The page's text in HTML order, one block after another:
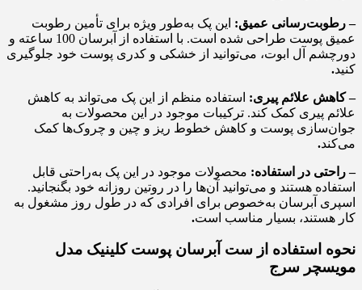
– رطوبت‌رسانی عمیق: این پک به‌طور ویژه برای تأمین رطوبت
عمیق پوست طراحی شده است. با استفاده از آبرسان 100 ساعته و
دورچشم آل ابوت، می‌توانید از خشکی و کدری پوست خود جلوگیری
کنید.
– کاهش علائم پیری: استفاده منظم از این پک می‌تواند به کاهش
علائم پیری کمک کند. ترکیبات موجود در این محصولات به
جوان‌سازی پوست و کاهش خطوط ریز و چین و چروک‌ها کمک
می‌کند.
– راحتی در استفاده: محصولات موجود در این پک به‌راحتی قابل
استفاده هستند و می‌توانید آن‌ها را در روتین روزانه خود بگنجانید.
اسپری آبرسان به‌خصوص برای افرادی که در طول روز مشغول به
کار هستند، بسیار مناسب است.
نحوه استفاده از ست آبرسان پوست کلینیک مدل
مویسچر سرج